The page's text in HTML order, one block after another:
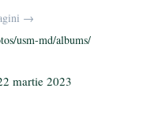
aj
ea
ză
→
usm-md/albums/
martie 2023